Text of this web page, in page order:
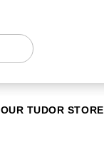
OUR TUDOR STORE